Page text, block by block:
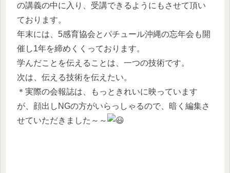
の講義の中に入り、受講できるようにもさせて頂い
ております。
年末には、5感育協会とパチュール沖縄の忘年会も開
催し1年を締めくくっております。
学んだことを伝えることは、一つの技術です。
次は、伝える技術を伝えたい。
＊実際の会報誌は、もっときれいに映っています
が、顔出しNGの方がいらっしゃるので、暗く編集さ
せていただきました～～